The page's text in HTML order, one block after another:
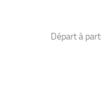
Départ à